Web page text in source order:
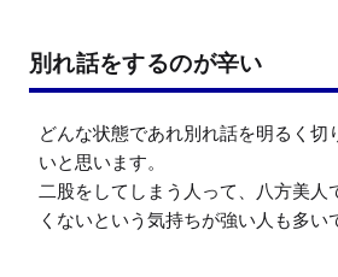
別れ話をするのが辛い
どんな状態であれ別れ話を明るく切
いと思います。
二股をしてしまう人って、八方美人
くないという気持ちが強い人も多い